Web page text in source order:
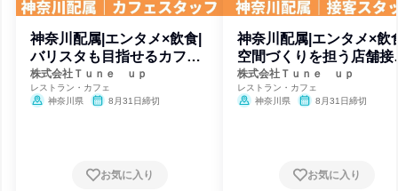
神奈川配属|エンタメ×飲食|
バリスタも目指せるカフェ
スタッフ
株式会社Ｔｕｎｅ ｕｐ
レストラン・カフェ
神奈川県
8月31日締切
お気に入り
神奈川配属|エンタメ×飲
空間づくりを担う店舗接
職
株式会社Ｔｕｎｅ ｕｐ
レストラン・カフェ
神奈川県
8月31日締切
お気に入り